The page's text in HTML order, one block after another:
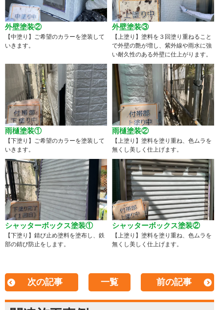
外壁塗装②
【中塗り】ご希望のカラーを塗装して
いきます。
外壁塗装③
【上塗り】塗料を３回塗り重ねること
で外壁の艶が増し、紫外線や雨水に強
い耐久性のある外壁に仕上がります。
雨樋塗装①
【下塗り】ご希望のカラーを塗装して
いきます。
雨樋塗装②
【上塗り】塗料を塗り重ね、色ムラを
無くし美しく仕上げます。
シャッターボックス塗装①
【下塗り】錆び止め塗料を塗布し、鉄
部の錆び防止をします。
シャッターボックス塗装②
【上塗り】塗料を塗り重ね、色ムラを
無くし美しく仕上げます。
次の記事 一覧 前の記事